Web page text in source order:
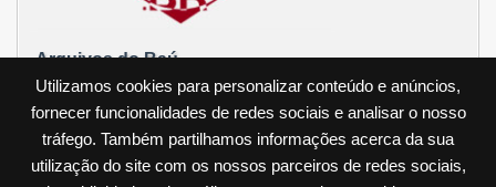
Utilizamos cookies para personalizar conteúdo e anúncios,
fornecer funcionalidades de redes sociais e analisar o nosso
tráfego. Também partilhamos informações acerca da sua
utilização do site com os nossos parceiros de redes sociais,
Arquivos do Baú
Arquivo de Arquivos do Baú»
Tudo Liberado! (quase)